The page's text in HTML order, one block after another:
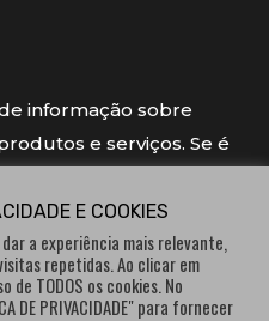
informação sobre
e serviços. Se é
do “Produto do
atribuído por
E COOKIES
a experiência mais relevante,
repetidas. Ao clicar em
de TODOS os cookies. No
DE PRIVACIDADE" para fornecer